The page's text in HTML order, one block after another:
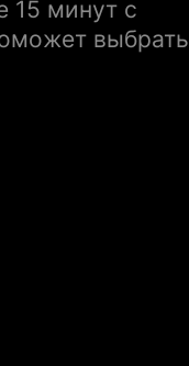
15 минут с
выбрать